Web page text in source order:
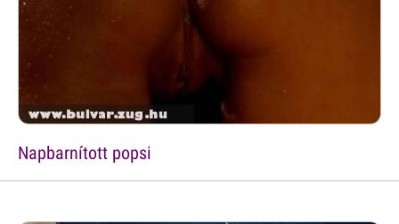
Napbarnított popsi